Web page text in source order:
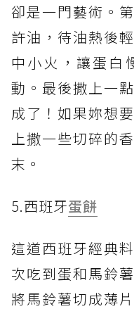
卻是一門藝術。
許油，待油熱後
中小火，讓蛋白
動。最後撒上一
成了！如果妳想
上撒一些切碎的
末。
5.西班牙蛋餅
這道西班牙經典
次吃到蛋和馬鈴
將馬鈴薯切成薄